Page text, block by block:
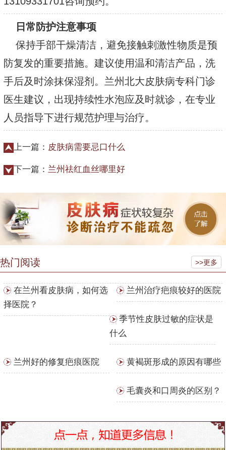
日常防护注意事项
保持手部干燥清洁，避免接触刺激性物质是预
防复发的重要措施。建议使用温和清洁产品，洗
手后及时涂抹保湿剂。兰州北大皮肤病专科门诊
医生建议，出现持续性水泡应及时就诊，在专业
人员指导下进行规范护理与治疗。
上一篇： 皮肤病需要忌口什么
下一篇： 兰州祛红血丝哪里好
热门阅读 >>更多
在兰州看皮肤病，如何选
择医院？
兰州治疗疤痕较好的医院
季节性皮肤过敏的症状是
什么
黄褐斑形成的原因有哪些
兰州好的修复疤痕医院
毛囊炎和口周炎的区别？